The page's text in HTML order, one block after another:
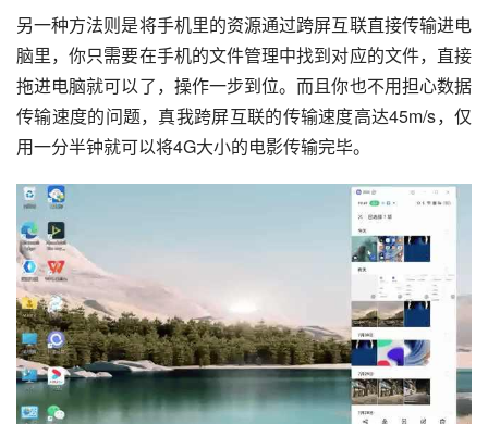
另一种方法则是将手机里的资源通过跨屏互联直接传输进电
脑里，你只需要在手机的文件管理中找到对应的文件，直接
拖进电脑就可以了，操作一步到位。而且你也不用担心数据
传输速度的问题，真我跨屏互联的传输速度高达45m/s，仅
用一分半钟就可以将4G大小的电影传输完毕。